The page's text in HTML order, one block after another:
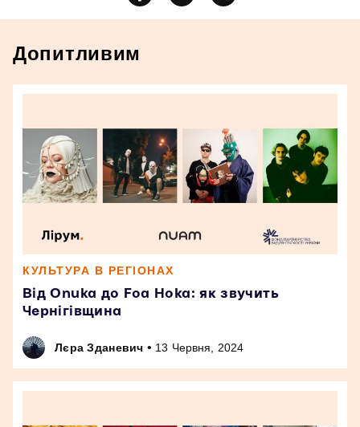
Допитливим
КУЛЬТУРА В РЕГІОНАХ
Від Onuka до Foa Hoka: як звучить
Чернігівщина
Лєра Зданевич • 13 Червня, 2024